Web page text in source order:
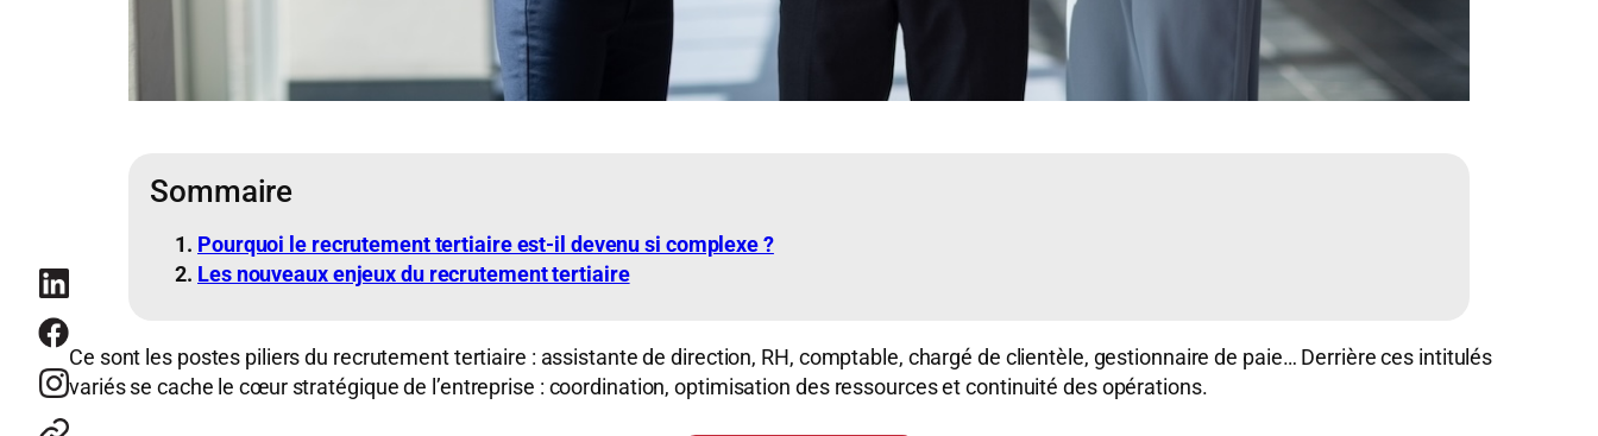
Sommaire
Pourquoi le recrutement tertiaire est-il devenu si complexe ?
Les nouveaux enjeux du recrutement tertiaire
Ce sont les postes piliers du recrutement tertiaire : assistante de direction, RH, comptable, chargé de clientèle, gestionnaire de paie… Derrière ces intitulés
variés se cache le cœur stratégique de l’entreprise : coordination, optimisation des ressources et continuité des opérations.